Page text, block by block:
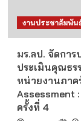
งานประชาสัมพัน
มร.ลป. จัดการ
ประเมินคุณธร
หน่วยงานภาค
Assessment
ครั้งที่ 4